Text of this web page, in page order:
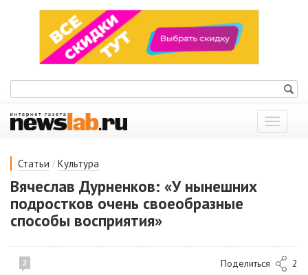
Показать
меню
Статьи / Культура
Вячеслав Дурненков: «У нынешних
подростков очень своеобразные
способы восприятия»
2 Поделиться 2